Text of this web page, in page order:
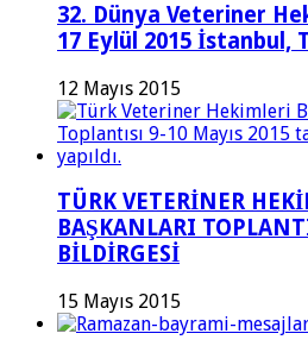
32. Dünya Veteriner
17 Eylül 2015 İstanbul,
12 Mayıs 2015
TÜRK VETERİNER
BAŞKANLARI
BİLDİRGESİ
15 Mayıs 2015